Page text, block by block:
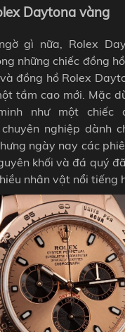
Daytona vàng
gì nữa, Rolex
những chiếc đồng
đồng hồ Rolex
tầm cao mới. Mặc
như một chiếc
nghiệp dành
ngày nay các
khối và đá quý
nhân vật nổi tiếng